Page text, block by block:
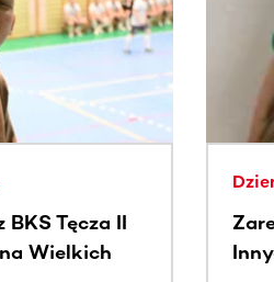
Tęcza II
Wielkich